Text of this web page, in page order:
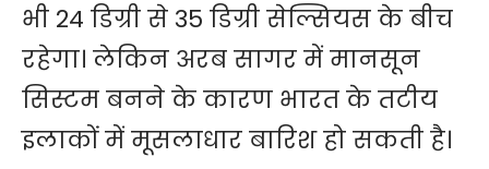
भी 24 डिग्री से 35 डिग्री सेल्सियस के बीच
रहेगा। लेकिन अरब सागर में मानसून
सिस्टम बनने के कारण भारत के तटीय
इलाकों में मूसलाधार बारिश हो सकती है।